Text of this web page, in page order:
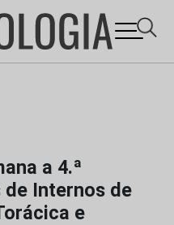
a 4.ª
de Internos de
e